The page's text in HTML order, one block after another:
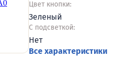
Цвет кнопки:
Зеленый
С подсветкой:
Нет
Все характеристики